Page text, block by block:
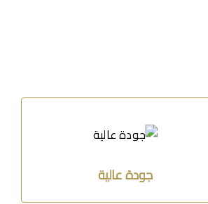
جودة عالية